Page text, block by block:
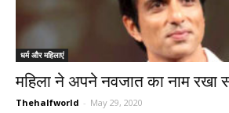
धर्म और महिलाएं
महिला ने अपने नवजात का नाम रखा
Thehalfworld - May 29, 2020